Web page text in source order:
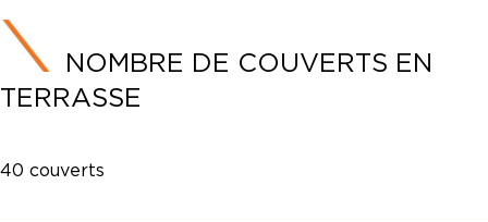
NOMBRE DE COUVERTS EN
TERRASSE
40 couverts